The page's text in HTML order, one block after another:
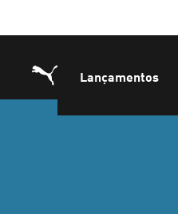
Lançamentos